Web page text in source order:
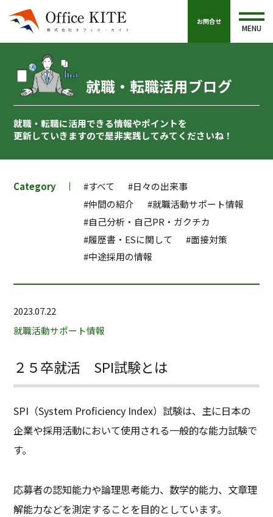
お問合せ
MENU
就職・転職活用ブログ
就職・転職に活用できる情報やポイントを
更新していきますので是非実践してみてくださいね！
Category #すべて
#日々の出来事
#仲間の紹介
#就職活動サポート情報
#自己分析・自己PR・ガクチカ
#履歴書・ESに関して
#面接対策
#中途採用の情報
2023.07.22
就職活動サポート情報
２５卒就活 SPI試験とは
SPI（System Proficiency Index）試験は、主に日本の
企業や採用活動において使用される一般的な能力試験で
す。
応募者の認知能力や論理思考能力、数学的能力、文章理
解能力などを測定することを目的としています。